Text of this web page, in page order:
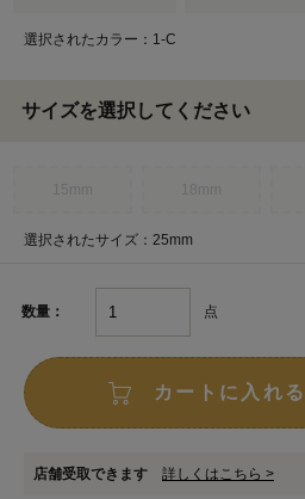
選択されたカラー：1-C
サイズを選択してください
選択されたサイズ：25mm
数量： 点
カートに入れる
店舗受取できます 詳しくはこちら >